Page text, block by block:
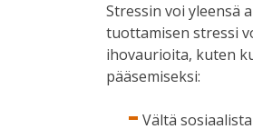
Stressin voi yleensä
tuottamisen stressi
ihovaurioita, kuten
pääsemiseksi:
Vältä